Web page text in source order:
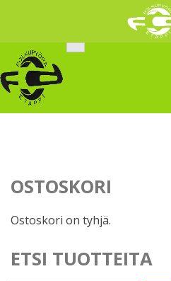
content
OSTOSKORI
Ostoskori on tyhjä.
ETSI TUOTTEITA